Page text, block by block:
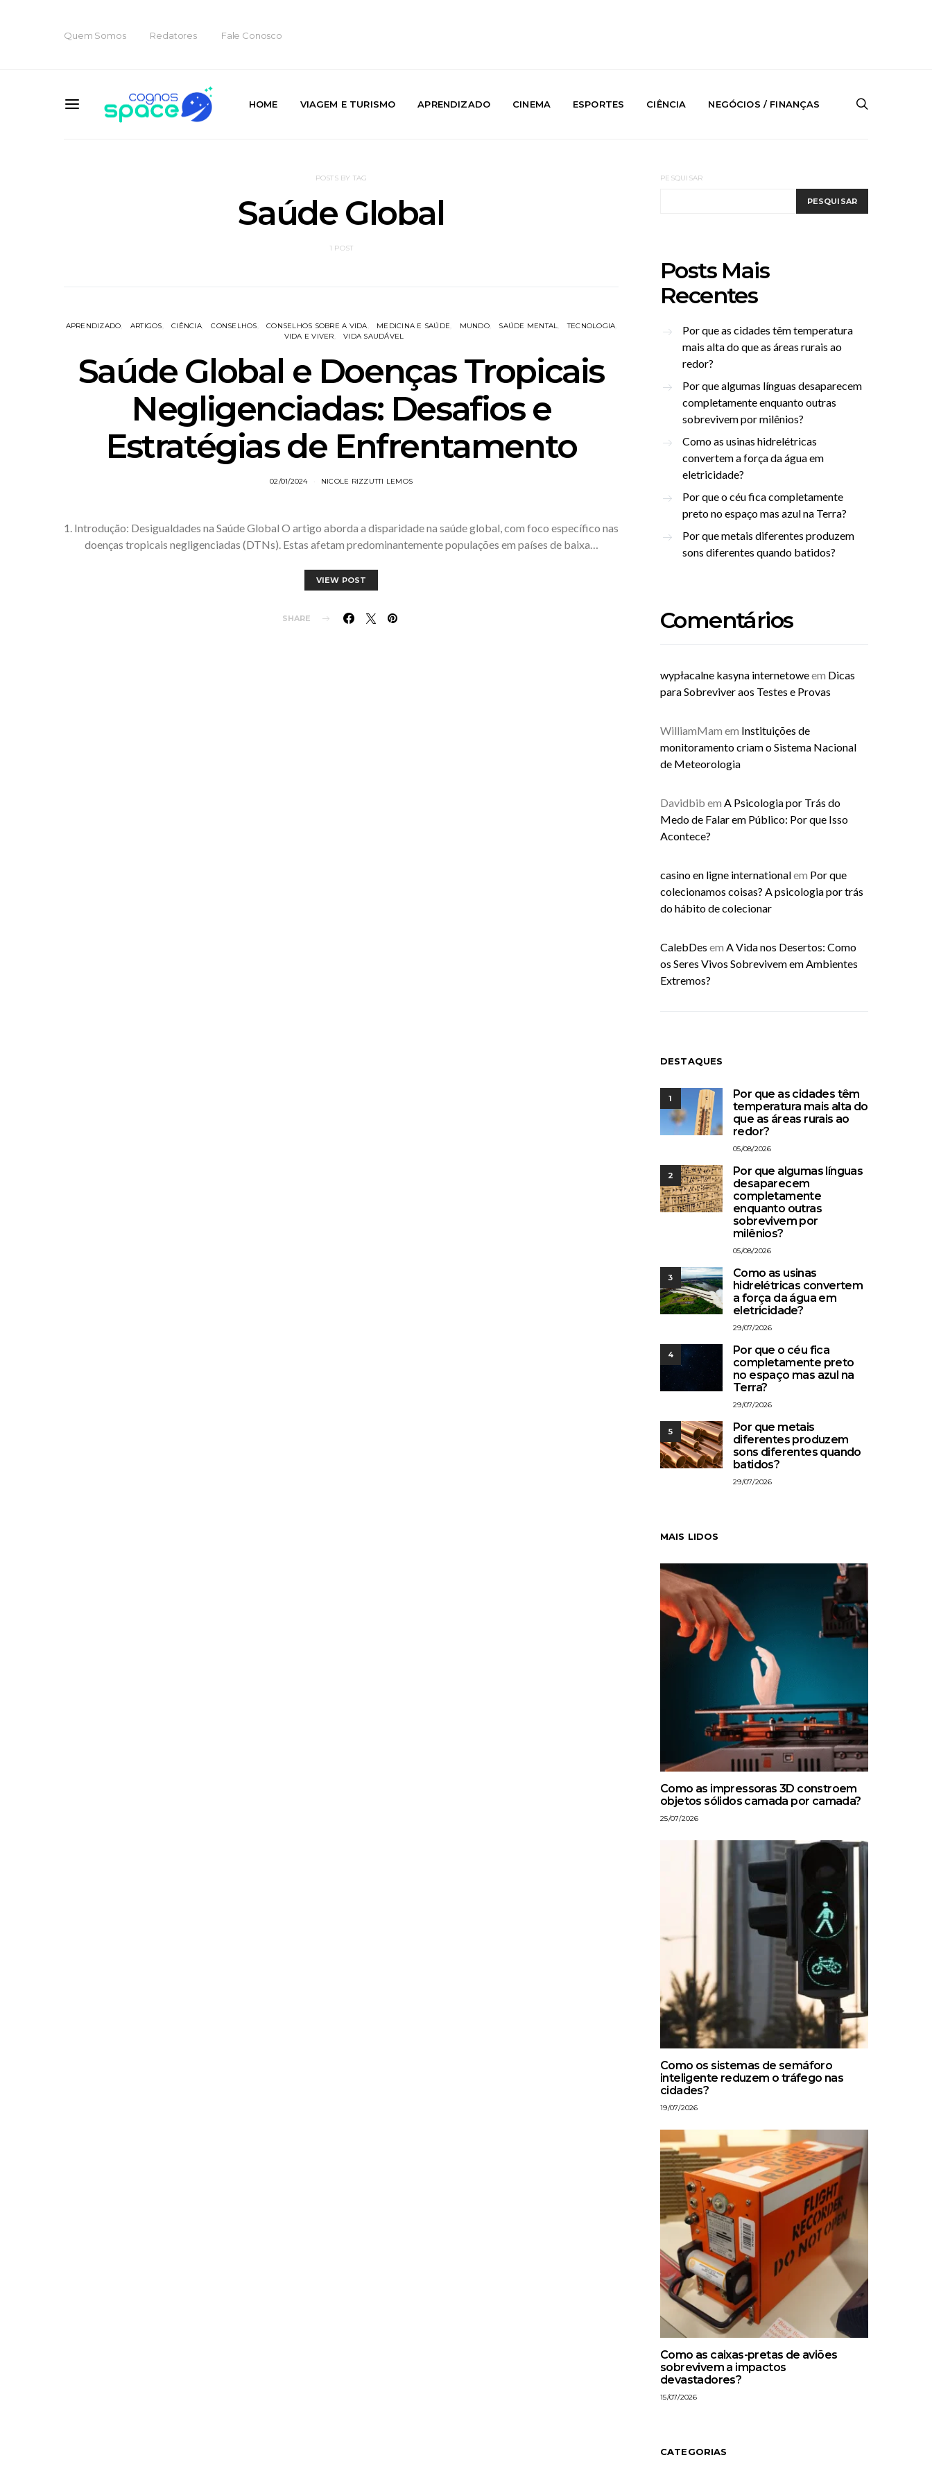
Quem Somos Redatores Fale Conosco
HOME VIAGEM E TURISMO APRENDIZADO CINEMA ESPORTES CIÊNCIA NEGÓCIOS / FINANÇAS
POSTS BY TAG
Saúde Global
1 POST
APRENDIZADO ARTIGOS CIÊNCIA CONSELHOS CONSELHOS SOBRE A VIDA MEDICINA E SAÚDE MUNDO SAÚDE MENTAL
TECNOLOGIA
VIDA E VIVER
VIDA SAUDÁVEL
Saúde Global e Doenças Tropicais
Negligenciadas: Desafios e
Estratégias de Enfrentamento
02/01/2024 NICOLE RIZZUTTI LEMOS
1. Introdução: Desigualdades na Saúde Global O artigo aborda a disparidade na saúde global, com foco específico nas
doenças tropicais negligenciadas (DTNs). Estas afetam predominantemente populações em países de baixa…
VIEW POST
SHARE
PESQUISAR
PESQUISAR
Posts Mais
Recentes
Por que as cidades têm temperatura
mais alta do que as áreas rurais ao
redor?
Por que algumas línguas desaparecem
completamente enquanto outras
sobrevivem por milênios?
Como as usinas hidrelétricas
convertem a força da água em
eletricidade?
Por que o céu fica completamente
preto no espaço mas azul na Terra?
Por que metais diferentes produzem
sons diferentes quando batidos?
Comentários
wypłacalne kasyna internetoweem Dicas
para Sobreviver aos Testes e Provas
WilliamMam em Instituições de
monitoramento criam o Sistema Nacional
de Meteorologia
Davidbib em A Psicologia por Trás do
Medo de Falar em Público: Por que Isso
Acontece?
casino en ligne internationalem Por que
colecionamos coisas? A psicologia por trás
do hábito de colecionar
CalebDes em A Vida nos Desertos: Como
os Seres Vivos Sobrevivem em Ambientes
Extremos?
DESTAQUES
1
Por que as cidades têm
temperatura mais alta do
que as áreas rurais ao
redor?
05/08/2026
2
Por que algumas línguas
desaparecem
completamente
enquanto outras
sobrevivem por
milênios?
05/08/2026
3
Como as usinas
hidrelétricas convertem
a força da água em
eletricidade?
29/07/2026
4
Por que o céu fica
completamente preto
no espaço mas azul na
Terra?
29/07/2026
5
Por que metais
diferentes produzem
sons diferentes quando
batidos?
29/07/2026
MAIS LIDOS
Como as impressoras 3D constroem
objetos sólidos camada por camada?
25/07/2026
Como os sistemas de semáforo
inteligente reduzem o tráfego nas
cidades?
19/07/2026
Como as caixas-pretas de aviões
sobrevivem a impactos
devastadores?
15/07/2026
CATEGORIAS